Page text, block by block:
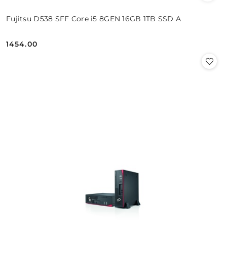
Fujitsu D538 SFF Core i5 8GEN 16GB 1TB SSD A
Cena:
1454.00